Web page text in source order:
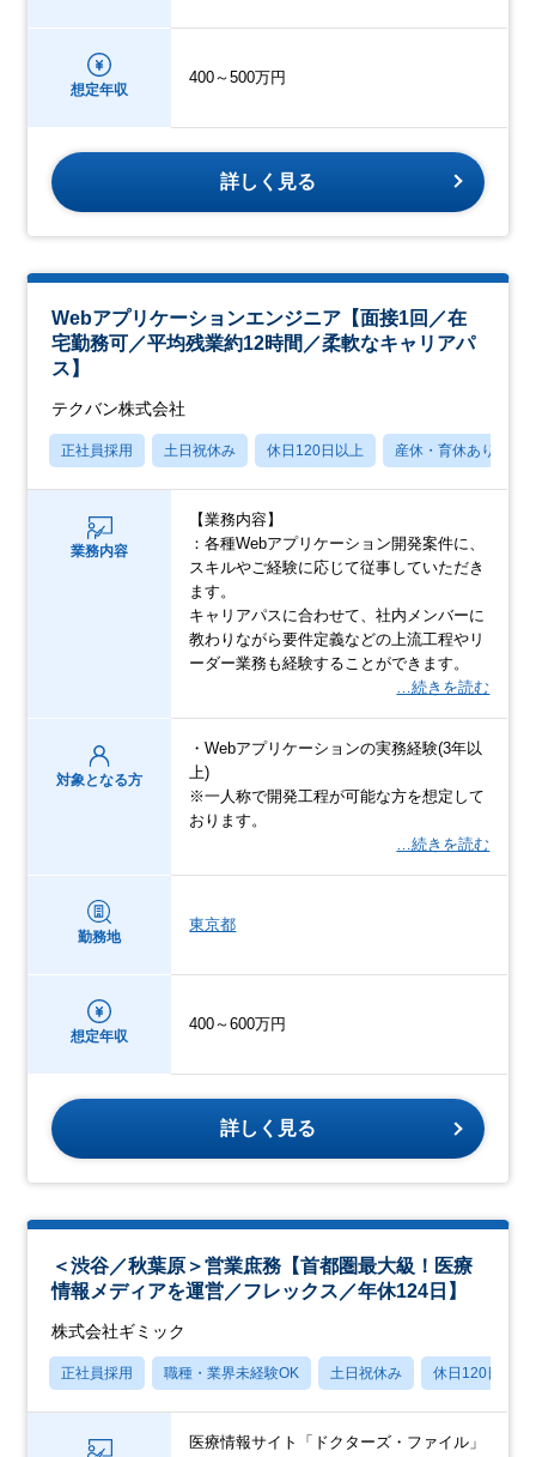
想定年収
400～500万円
詳しく見る
Webアプリケーションエンジニア【面接1回／在
宅勤務可／平均残業約12時間／柔軟なキャリアパ
ス】
テクバン株式会社
正社員採用 土日祝休み 休日120日以上 産休・育休あり
業務内容
【業務内容】
：各種Webアプリケーション開発案件に、
スキルやご経験に応じて従事していただき
ます。
キャリアパスに合わせて、社内メンバーに
教わりながら要件定義などの上流工程やリ
ーダー業務も経験することができます。
…続きを読む
対象となる方
・Webアプリケーションの実務経験(3年以
上)
※一人称で開発工程が可能な方を想定して
おります。
…続きを読む
勤務地
東京都
想定年収
400～600万円
詳しく見る
＜渋谷／秋葉原＞営業庶務【首都圏最大級！医療
情報メディアを運営／フレックス／年休124日】
株式会社ギミック
正社員採用 職種・業界未経験OK 土日祝休み 休日120日以上
医療情報サイト「ドクターズ・ファイル」